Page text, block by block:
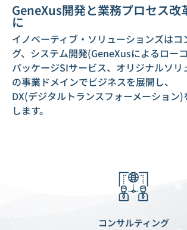
GeneXus開発と業務プロセス改
に
イノベーティブ・ソリューションズはコ
グ、システム開発(GeneXusによるロー
パッケージSIサービス、オリジナルソリ
の事業ドメインでビジネスを展開し、
DX(デジタルトランスフォーメーション
します。
コンサルティング